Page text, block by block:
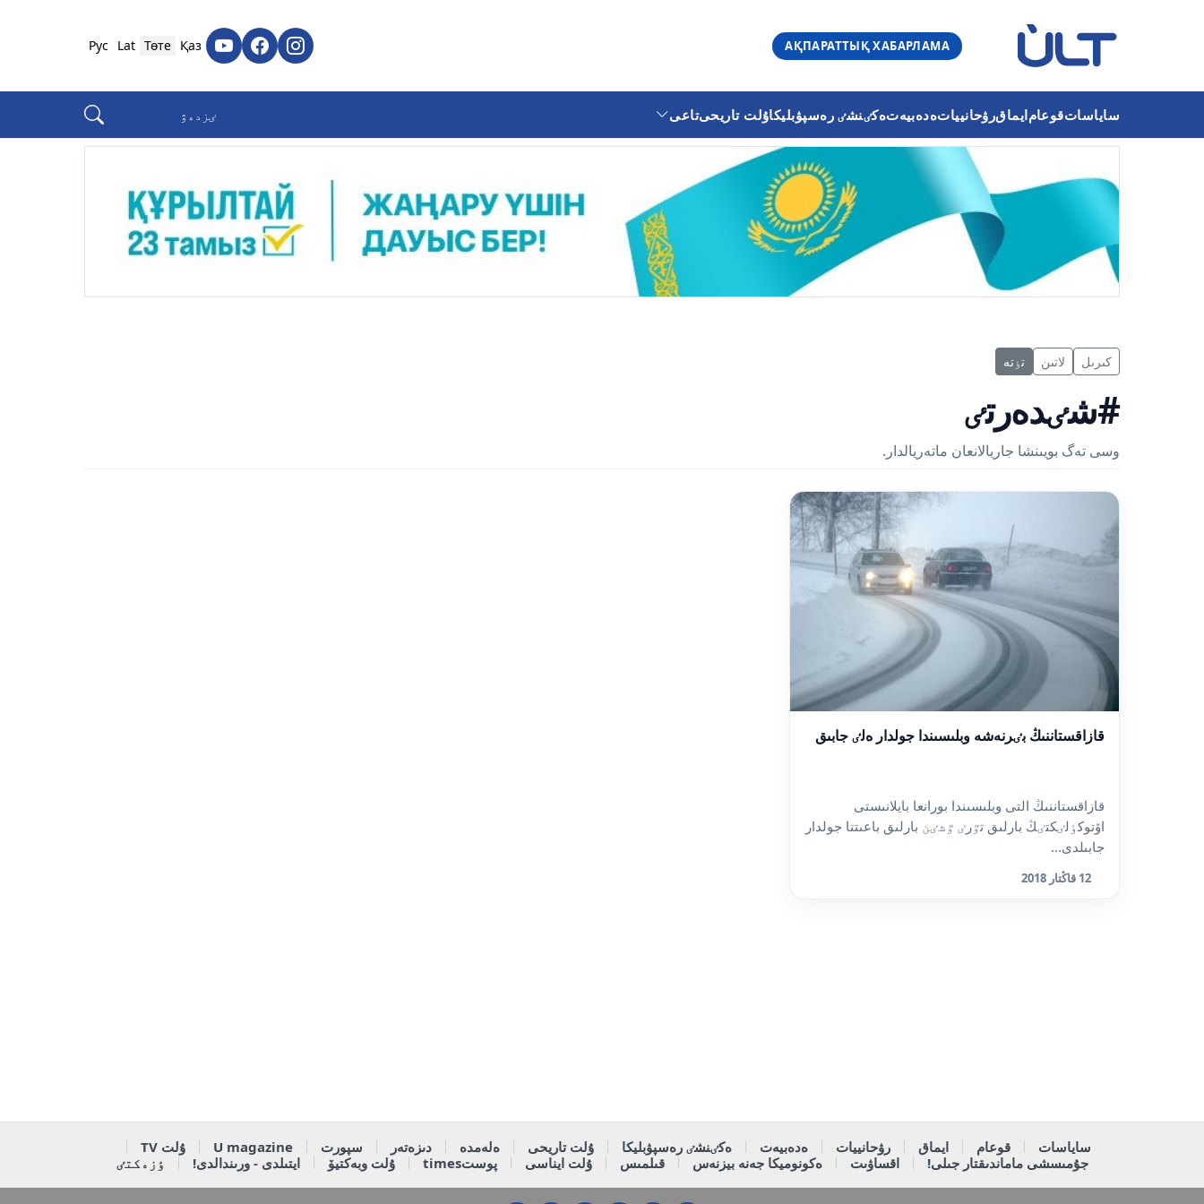
АҚПАРАТТЫҚ ХАБАРЛАМА
Қаз
Төте
Lat
Рус
ساياساتقوعامايماقرۋحانيياتەدەبيەتەكٸنشٸ رەسپۋبليكاۇلت تاريحىتاعى
كىرىل لاتىن تٶتە
#شٸدەرتٸ
وسى تەگ بويىنشا جاريالانعان ماتەريالدار.
قازاقستاننىڭ بٸرنەشە وبلىسىندا جولدار ەلٸ جابىق
قازاقستاننىڭ التى وبلىسىندا بورانعا بايلانىستى
اۆتوكٶلٸكتٸڭ بارلىق تٷرٸ ٷشٸن بارلىق باعىتتا جولدار
جابىلدى...
12 قاڭتار 2018
ساياسات قوعام ايماق رۋحانييات ەدەبيەت ەكٸنشٸ رەسپۋبليكا ۇلت تاريحى ەلەمدە دىزەتەر سپورت U magazine
ۇلت TV
جۇمىسشى ماماندىقتار جىلى!
اقساۋىت ەكونوميكا جەنە بيزنەس قىلمىس ۇلت ايناسى پوستtimes ۇلت وبەكتيۆ ايتىلدى - ورىندالدى! ٶزەكتٸ